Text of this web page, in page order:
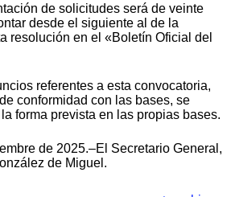
de solicitudes será de veinte
desde el siguiente al de la
resolución en el «Boletín Oficial del
referentes a esta convocatoria,
conformidad con las bases, se
forma prevista en las propias bases.
de 2025.–El Secretario General,
de Miguel.